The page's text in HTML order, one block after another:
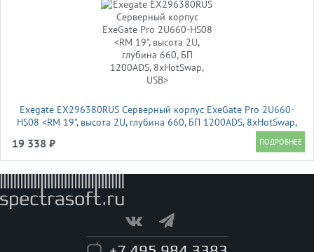
Exegate EX296380RUS Серверный корпус ExeGate Pro 2U660-
HS08 <RM 19", высота 2U, глубина 660, БП 1200ADS, 8xHotSwap,
19 338 ₽